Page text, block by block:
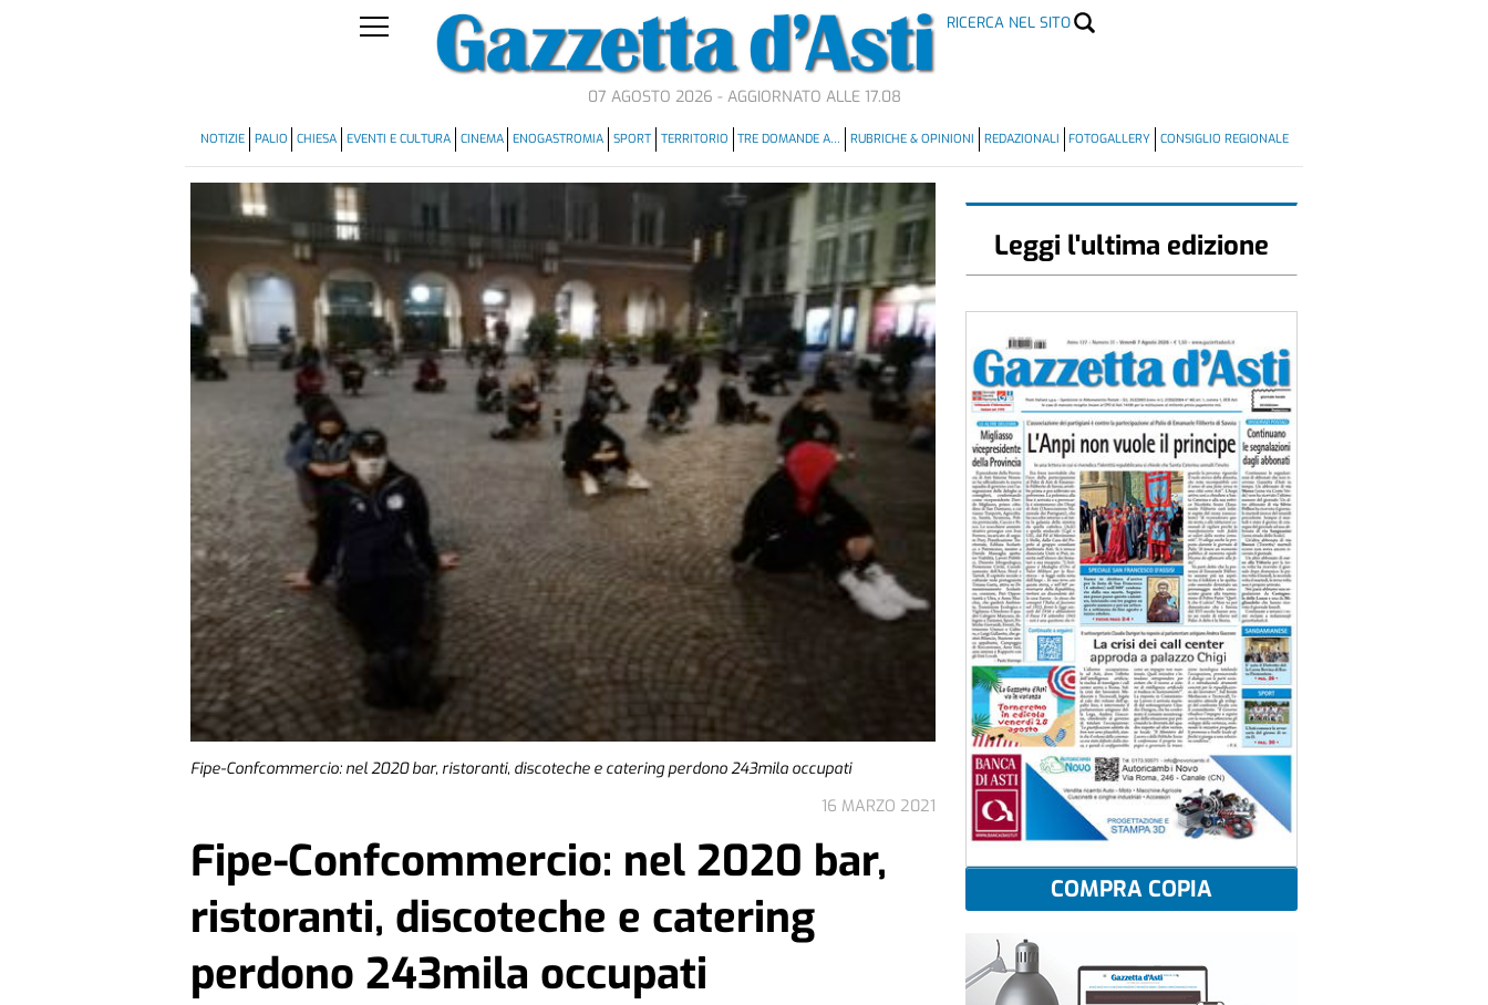
RICERCA NEL SITO
07 AGOSTO 2026 - AGGIORNATO ALLE 17.08
NOTIZIE PALIO CHIESA EVENTI E CULTURA CINEMA ENOGASTROMIA SPORT TERRITORIO TRE DOMANDE A… RUBRICHE & OPINIONI REDAZIONALI FOTOGALLERY CONSIGLIO REGIONALE
Fipe-Confcommercio: nel 2020 bar, ristoranti, discoteche e catering perdono 243mila occupati
16 MARZO 2021
Fipe-Confcommercio: nel 2020 bar,
ristoranti, discoteche e catering
perdono 243mila occupati
Leggi l'ultima edizione
COMPRA COPIA